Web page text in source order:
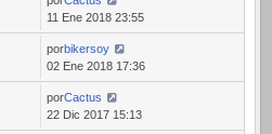
11 Ene 2018 23:55
porbikersoy
02 Ene 2018 17:36
porCactus
22 Dic 2017 15:13